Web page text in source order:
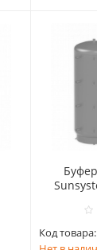
Код товара: